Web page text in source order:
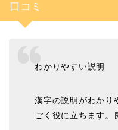
口コミ
わかりやすい説明
漢字の説明がわかり
ごく役に立ちます。